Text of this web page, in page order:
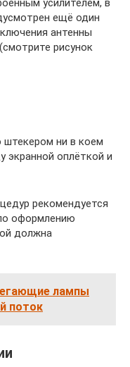
усилителем, в
ещё один
антенны
рисунок
штекером ни в коем
экранной оплёткой и
рекомендуется
оформлению
должна
лампы
поток